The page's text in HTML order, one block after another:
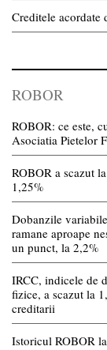
Creditele acordate
ROBOR
ROBOR: ce este,
Asociatia Pietelor
ROBOR a scazut
1,25%
Dobanzile
ramane aproape
un punct, la 2,2%
IRCC, indicele de
fizice, a scazut la
creditarii
Istoricul ROBOR